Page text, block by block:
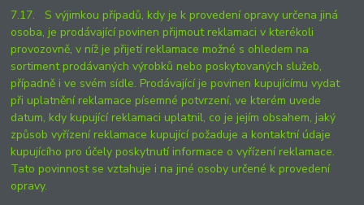
7.17. S výjimkou případů, kdy je k provedení opravy určena jiná
osoba, je prodávající povinen přijmout reklamaci v kterékoli
provozovně, v níž je přijetí reklamace možné s ohledem na
sortiment prodávaných výrobků nebo poskytovaných služeb,
případně i ve svém sídle. Prodávající je povinen kupujícímu vydat
při uplatnění reklamace písemné potvrzení, ve kterém uvede
datum, kdy kupující reklamaci uplatnil, co je jejím obsahem, jaký
způsob vyřízení reklamace kupující požaduje a kontaktní údaje
kupujícího pro účely poskytnutí informace o vyřízení reklamace.
Tato povinnost se vztahuje i na jiné osoby určené k provedení
opravy.